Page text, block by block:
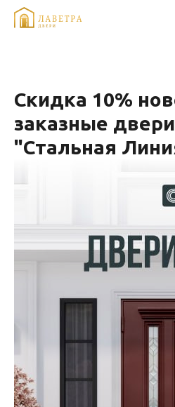
Скидка 10%
заказные
"Стальная